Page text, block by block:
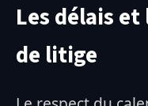
Les délais et
de litige